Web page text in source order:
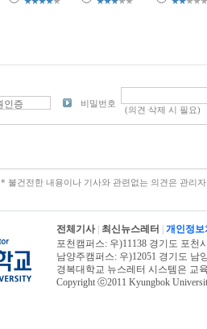
비밀번호
* 불건전한 내용이나 기사와 관련없는 의견은 관리
전체기사| 최신뉴스레터
개인정보
포천캠퍼스: 우)11138 경기도 포천
남양주캠퍼스: 우)12051 경기도 남
경복대학교 뉴스레터 시스템은 교
Copyright ⓒ2011 Kyungbok